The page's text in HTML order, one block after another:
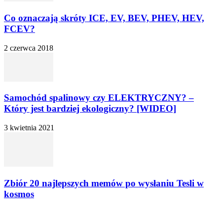
Co oznaczają skróty ICE, EV, BEV, PHEV, HEV,
FCEV?
2 czerwca 2018
Samochód spalinowy czy ELEKTRYCZNY? –
Który jest bardziej ekologiczny? [WIDEO]
3 kwietnia 2021
Zbiór 20 najlepszych memów po wysłaniu Tesli w
kosmos